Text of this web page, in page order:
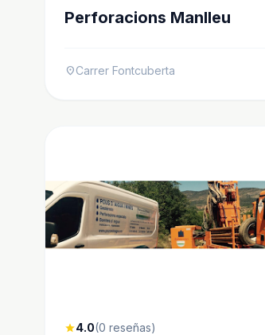
Perforacions Manlleu
location_onCarrer Fontcuberta
star4.0(0 reseñas)